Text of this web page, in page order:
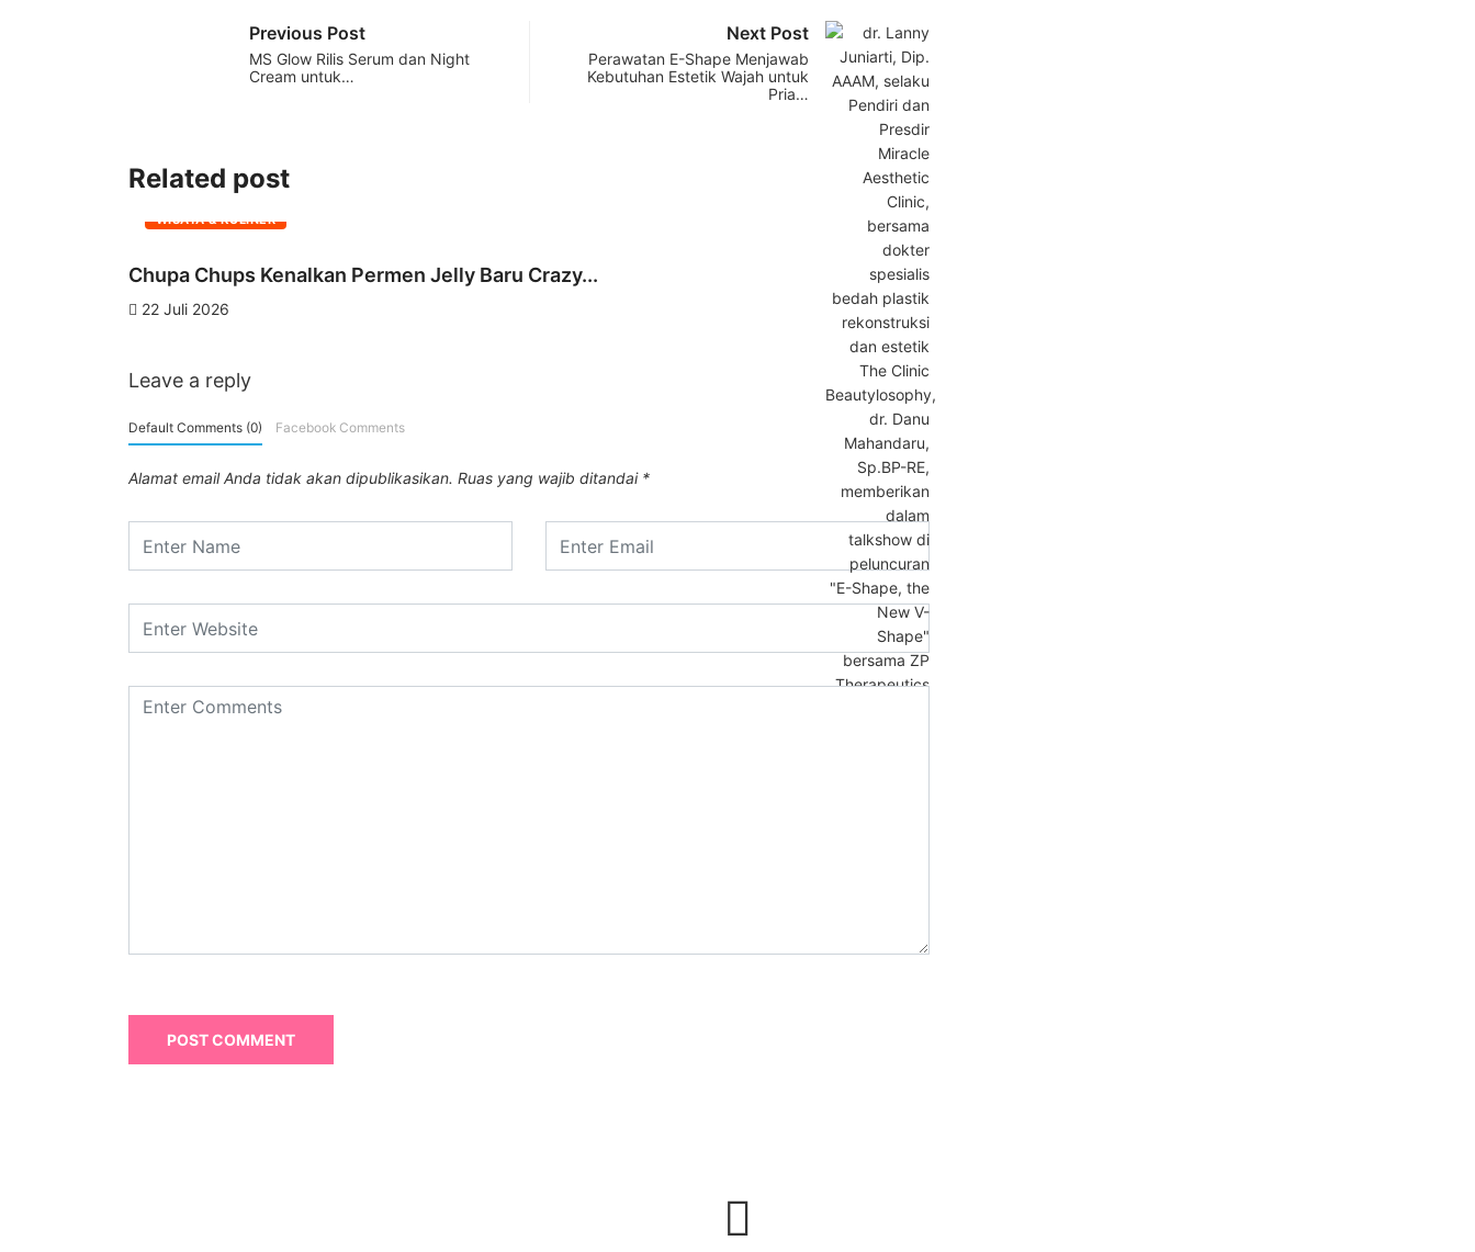
Previous Post
MS Glow Rilis Serum dan Night
Cream untuk…
Next Post
Perawatan E-Shape Menjawab
Kebutuhan Estetik Wajah untuk
Pria…
Related post
WISATA & KULINER
Chupa Chups Kenalkan Permen Jelly Baru Crazy...
22 Juli 2026
Leave a reply
Default Comments (0) Facebook Comments
Alamat email Anda tidak akan dipublikasikan. Ruas yang wajib ditandai *